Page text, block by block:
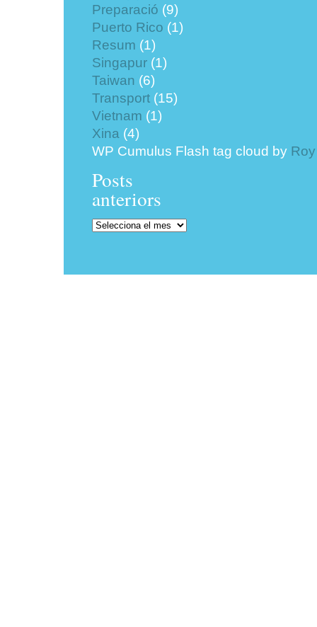
Preparació (9)
Puerto Rico (1)
Resum (1)
Singapur (1)
Taiwan (6)
Transport (15)
Vietnam (1)
Xina (4)
WP Cumulus Flash tag cloud by
Posts
anteriors
Posts